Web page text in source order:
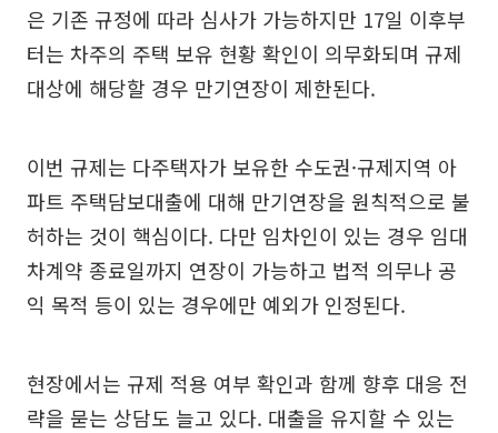
은 기존 규정에 따라 심사가 가능하지만 17일 이후부
터는 차주의 주택 보유 현황 확인이 의무화되며 규제
대상에 해당할 경우 만기연장이 제한된다.
이번 규제는 다주택자가 보유한 수도권·규제지역 아
파트 주택담보대출에 대해 만기연장을 원칙적으로 불
허하는 것이 핵심이다. 다만 임차인이 있는 경우 임대
차계약 종료일까지 연장이 가능하고 법적 의무나 공
익 목적 등이 있는 경우에만 예외가 인정된다.
현장에서는 규제 적용 여부 확인과 함께 향후 대응 전
략을 묻는 상담도 늘고 있다. 대출을 유지할 수 있는